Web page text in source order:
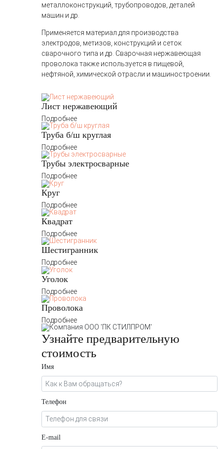
металлоконструкций, трубопроводов, деталей
машин и др.
Применяется материал для производства
электродов, метизов, конструкций и сеток
сварочного типа и др. Сварочная нержавеющая
проволока также используется в пищевой,
нефтяной, химической отрасли и машиностроении.
Лист нержавеющий
Подробнее
Труба б/ш круглая
Подробнее
Трубы электросварные
Подробнее
Круг
Подробнее
Квадрат
Подробнее
Шестигранник
Подробнее
Уголок
Подробнее
Проволока
Подробнее
Узнайте предварительную
стоимость
Имя
Телефон
E-mail